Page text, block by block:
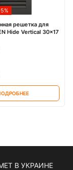
решетка для
Hide Vertical 30x17
В УКРАИНЕ